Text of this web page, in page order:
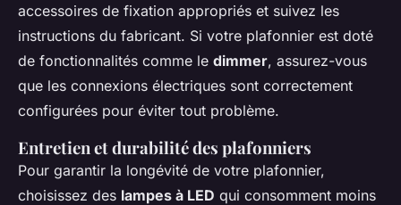
accessoires de fixation appropriés et suivez les
instructions du fabricant. Si votre plafonnier est doté
de fonctionnalités comme le dimmer, assurez-vous
que les connexions électriques sont correctement
configurées pour éviter tout problème.
Entretien et durabilité des plafonniers
Pour garantir la longévité de votre plafonnier,
choisissez des lampes à LED qui consomment moins